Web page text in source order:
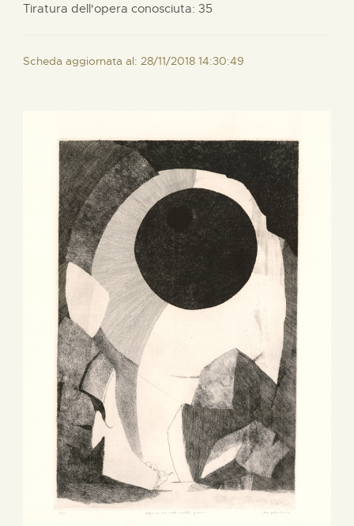
Tiratura dell'opera conosciuta: 35
Scheda aggiornata al: 28/11/2018 14:30:49